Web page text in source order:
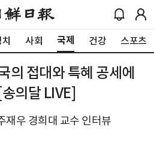
사회 국제 건강 스포츠
의 접대와 특혜 공세에
의달 LIVE]
재우 경희대 교수 인터뷰